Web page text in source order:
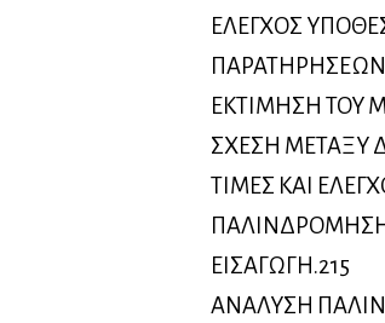
ΕΛΕΓΧΟΣ
ΕΚΤΙΜΗΣΗ ΤΟΥ
ΣΧΕΣΗ ΜΕΤΑΞΥ
ΤΙΜΕΣ ΚΑΙ
ΠΑΛΙΝΔΡΟΜΗΣΗ
ΕΙΣΑΓΩΓΗ.215
ΑΝΑΛΥΣΗ